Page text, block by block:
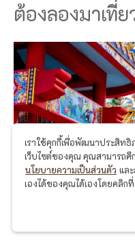
ต้องลองมาเที่
เราใช้คุกกี้เพื่อพัฒนาประสิท
เว็บไซต์ของคุณ คุณสามารถศึ
นโยบายความเป็นส่วนตัว แล
เองได้ของคุณได้เองโดยคลิกที่